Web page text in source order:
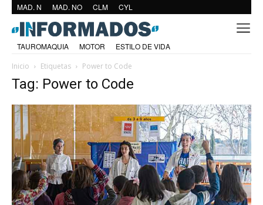
MAD. N MAD. NO CLM CYL
TAUROMAQUIA MOTOR
ESTILO DE VIDA
Inicio
Etiquetas Power to Code
Tag: Power to Code